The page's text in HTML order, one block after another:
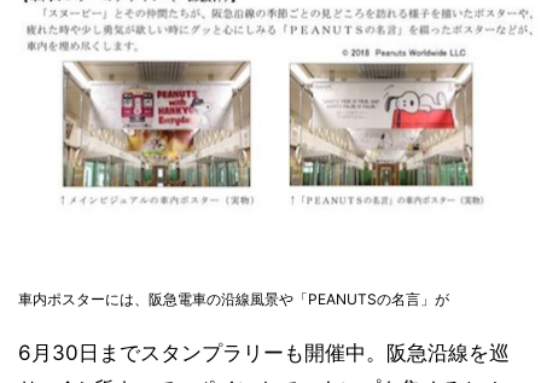
車内ポスターには、阪急電車の沿線風景や「PEANUTSの名言」が
6月30日までスタンプラリーも開催中。阪急沿線を巡